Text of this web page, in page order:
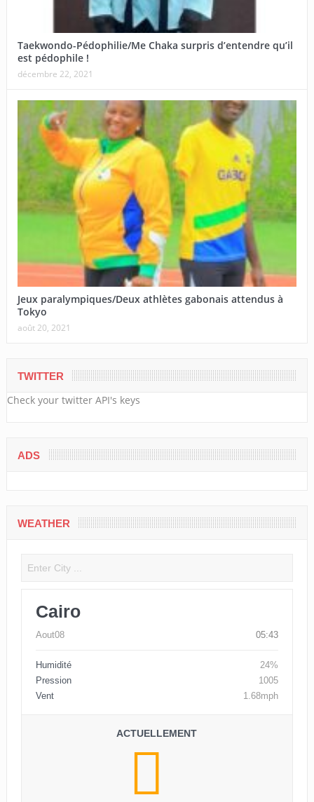
Taekwondo-Pédophilie/Me Chaka surpris d’entendre qu’il
est pédophile !
décembre 22, 2021
Jeux paralympiques/Deux athlètes gabonais attendus à
Tokyo
août 20, 2021
TWITTER
Check your twitter API's keys
ADS
WEATHER
Cairo
Aout08 05:43
Humidité
24%
Pression
1005
Vent
1.68mph
ACTUELLEMENT